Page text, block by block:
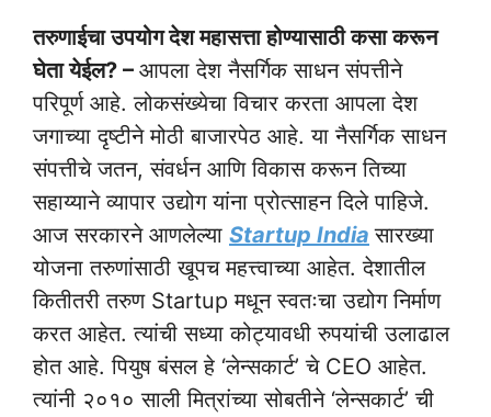
तरुणाईचा उपयोग देश महासत्ता होण्यासाठी कसा करून
घेता येईल? – आपला देश नैसर्गिक साधन संपत्तीने
परिपूर्ण आहे. लोकसंख्येचा विचार करता आपला देश
जगाच्या दृष्टीने मोठी बाजारपेठ आहे. या नैसर्गिक साधन
संपत्तीचे जतन, संवर्धन आणि विकास करून तिच्या
सहाय्याने व्यापार उद्योग यांना प्रोत्साहन दिले पाहिजे.
आज सरकारने आणलेल्या Startup India सारख्या
योजना तरुणांसाठी खूपच महत्त्वाच्या आहेत. देशातील
कितीतरी तरुण Startup मधून स्वतःचा उद्योग निर्माण
करत आहेत. त्यांची सध्या कोट्यावधी रुपयांची उलाढाल
होत आहे. पियुष बंसल हे ‘लेन्सकार्ट’ चे CEO आहेत.
त्यांनी २०१० साली मित्रांच्या सोबतीने ‘लेन्सकार्ट’ ची